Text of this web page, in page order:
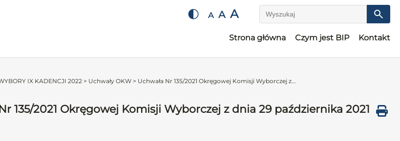
A A A Wyszukaj
Strona główna Czym jest BIP Kontakt
IX KADENCJI 2022 > Uchwały OKW > Uchwała Nr 135/2021 Okręgowej Komisji Wyborczej z...
135/2021 Okręgowej Komisji Wyborczej z dnia 29 października 2021